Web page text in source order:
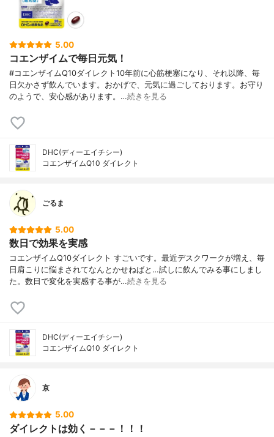
5.00
コエンザイムで毎日元気！
#コエンザイムQ10ダイレクト10年前に心筋梗塞になり、それ以降、毎
日欠かさず飲んでいます。おかげで、元気に過ごしております。お守り
のようで、安心感があります。…続きを見る
DHC(ディーエイチシー)
コエンザイムQ10 ダイレクト
ごるま
5.00
数日で効果を実感
コエンザイムQ10ダイレクト すごいです。最近デスクワークが増え、毎
日肩こりに悩まされてなんとかせねばと…試しに飲んでみる事にしまし
た。数日で変化を実感する事が…続きを見る
DHC(ディーエイチシー)
コエンザイムQ10 ダイレクト
京
5.00
ダイレクトは効く－－－！！！